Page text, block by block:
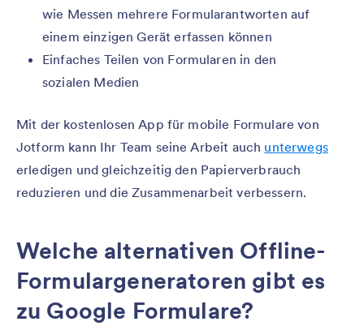
wie Messen mehrere Formularantworten auf
einem einzigen Gerät erfassen können
Einfaches Teilen von Formularen in den
sozialen Medien
Mit der kostenlosen App für mobile Formulare von
Jotform kann Ihr Team seine Arbeit auch unterwegs
erledigen und gleichzeitig den Papierverbrauch
reduzieren und die Zusammenarbeit verbessern.
Welche alternativen Offline-
Formulargeneratoren gibt es
zu Google Formulare?